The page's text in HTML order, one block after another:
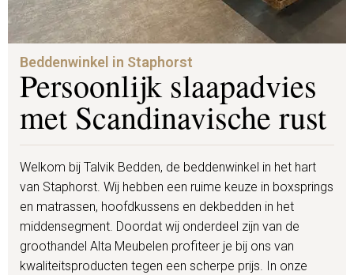
Beddenwinkel in Staphorst
Persoonlijk slaapadvies
met Scandinavische rust
Welkom bij Talvik Bedden, de beddenwinkel in het hart
van Staphorst. Wij hebben een ruime keuze in boxsprings
en matrassen, hoofdkussens en dekbedden in het
middensegment. Doordat wij onderdeel zijn van de
groothandel Alta Meubelen profiteer je bij ons van
kwaliteitsproducten tegen een scherpe prijs. In onze